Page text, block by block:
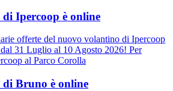
Ipercoop è online
offerte del nuovo volantino di Ipercoop
31 Luglio al 10 Agosto 2026! Per
al Parco Corolla
Bruno è online